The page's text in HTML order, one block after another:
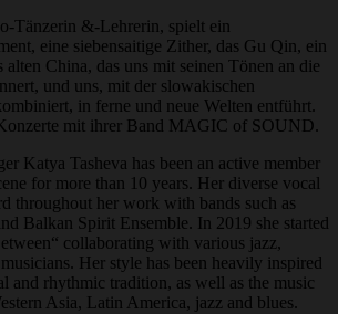
Tänzerin &-Lehrerin, spielt ein
eine siebensaitige Zither, das Gu Qin, ein
alten China, das uns mit seinen Tönen an die
und uns, mit der slowakischen
in ferne und neue Welten entführt.
mit ihrer Band MAGIC of SOUND.
Katya Tasheva has been an active member
for more than 10 years. Her diverse vocal
throughout her work with bands such as
Balkan Spirit Ensemble. In 2019 she started
collaborating with various jazz,
Her style has been heavily inspired
and rhythmic tradition, as well as the music
Asia, Latin America, jazz and blues.